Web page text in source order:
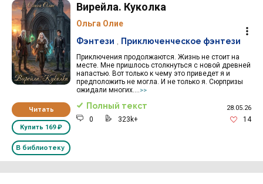
Читать
Купить 169 ₽
В библиотеку
Вирейла. Куколка
Ольга Олие
Приключения продолжаются. Жизнь не стоит на
месте. Мне пришлось столкнуться с новой древней
напастью. Вот только к чему это приведет я и
предположить не могла. И не только я. Сюрпризы
ожидали многих....>>
Фэнтези Приключенческое фэнтези
Полный текст 28.05.26
0 323k+ 14